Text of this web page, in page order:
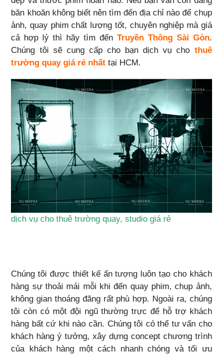
băn khoăn không biết nên tìm đến địa chỉ nào để chụp
ảnh, quay phim chất lượng tốt, chuyên nghiệp mà giá
cả hợp lý thì hãy tìm đến Truyền Thông Sài Gòn.
Chúng tôi sẽ cung cấp cho bạn dịch vụ cho thuê
trường quay giá rẻ nhất tại HCM.
dịch vụ cho thuê trường quay, studio giá rẻ
Chúng tôi được thiết kế ấn tượng luôn tạo cho khách
hàng sự thoải mái mỗi khi đến quay phim, chụp ảnh,
không gian thoáng đãng rất phù hợp. Ngoài ra, chúng
tôi còn có một đội ngũ thường trực để hỗ trợ khách
hàng bất cứ khi nào cần. Chúng tôi có thể tư vấn cho
khách hàng ý tưởng, xây dựng concept chương trình
của khách hàng một cách nhanh chóng và tối ưu